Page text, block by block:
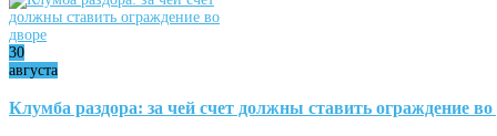
30
августа
Клумба раздора: за чей счет должны ставить ограждение во